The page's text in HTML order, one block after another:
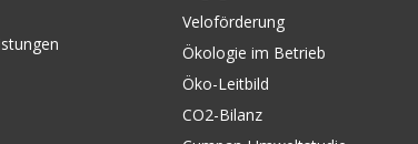
Kurzarmtrikot apatite navy
von POC
Veloförderung
Ökologie im Betrieb
Öko-Leitbild
CO2-Bilanz